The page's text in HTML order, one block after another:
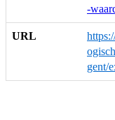
-
URL
gent/